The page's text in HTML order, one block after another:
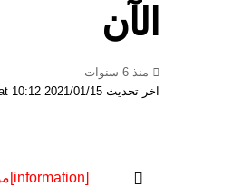
الآن
اخر تحديث 2021/01/15 at 10:12 صباحًا
منذ 6 سنوات
[information]مواطن 24 -متابعة[/information]